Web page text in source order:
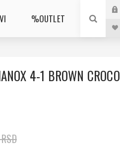
%OUTLET
4-1 BROWN CROCO